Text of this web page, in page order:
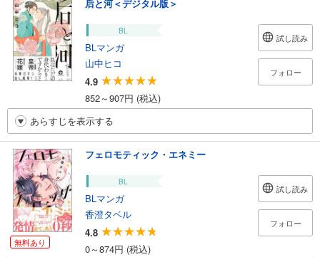
后と河＜デジタル版＞
BL
BLマンガ
山中ヒコ
4.9
852～907円 (税込)
試し読み
フォロー
あらすじを表示する
無料あり
フェロモティック・エネミー
BL
BLマンガ
香澄タベル
4.8
0～874円 (税込)
試し読み
フォロー